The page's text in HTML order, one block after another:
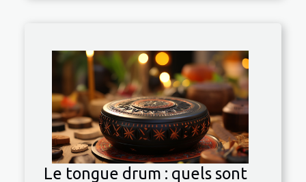
Le tongue drum : quels sont